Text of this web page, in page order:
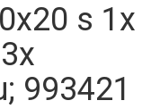
s 1x
993421